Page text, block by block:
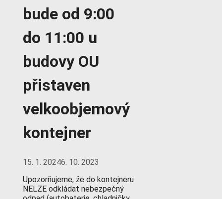
bude od 9:00
do 11:00 u
budovy OU
přistaven
velkoobjemový
kontejner
15. 1. 20246. 10. 2023
Upozorňujeme, že do kontejneru
NELZE odkládat nebezpečný